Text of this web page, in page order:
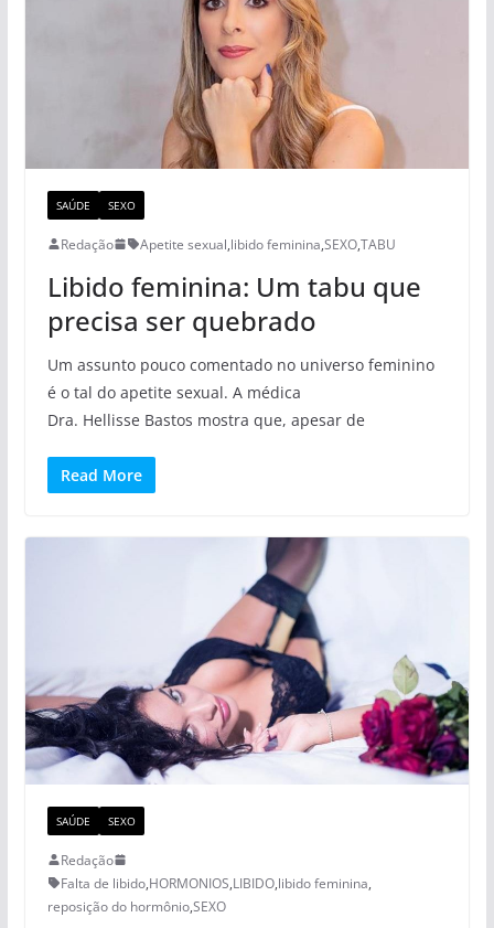
SAÚDE SEXO
Redação Apetite sexual,libido feminina,SEXO,TABU
Libido feminina: Um tabu que
precisa ser quebrado
Um assunto pouco comentado no universo feminino
é o tal do apetite sexual. A médica
Dra. Hellisse Bastos mostra que, apesar de
Read More
SAÚDE SEXO
Redação
Falta de libido,HORMONIOS,LIBIDO,libido feminina,
reposição do hormônio,SEXO